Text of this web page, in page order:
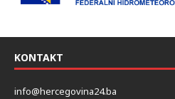
KONTAKT
info@hercegovina24.ba